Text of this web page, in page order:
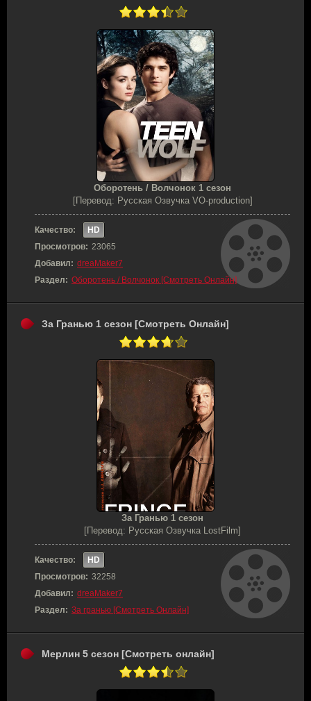
Оборотень / Волчонок 1 сезон
[Перевод: Русская Озвучка VO-production]
Качество:
HD
Просмотров: 23065
Добавил: dreaMaker7
Раздел: Оборотень / Волчонок [Смотреть Онлайн]
За Гранью 1 сезон [Смотреть Онлайн]
За Гранью 1 сезон
[Перевод: Русская Озвучка LostFilm]
Качество:
HD
Просмотров: 32258
Добавил: dreaMaker7
Раздел: За гранью [Смотреть Онлайн]
Мерлин 5 сезон [Смотреть онлайн]